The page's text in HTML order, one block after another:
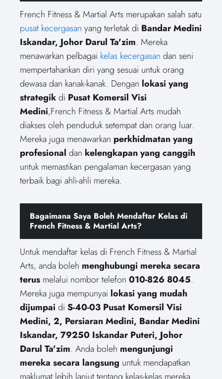
French Fitness & Martial Arts merupakan salah satu
pusat kecergasan yang terletak di Bandar Medini
Iskandar, Johor Darul Ta'zim. Mereka
menawarkan pelbagai kelas kecergasan dan seni
mempertahankan diri yang sesuai untuk orang
dewasa dan kanak-kanak. Dengan lokasi yang
strategikdi Pusat Komersil Visi
Medini,French Fitness & Martial Arts mudah
diakses oleh penduduk setempat dan orang luar.
Mereka juga menawarkan perkhidmatan yang
profesional dan kelengkapan yang canggih
untuk memastikan pengalaman kecergasan yang
terbaik bagi ahli-ahli mereka.
Bagaimana Saya Boleh Mendaftar Kelas di
French Fitness & Martial Arts?
Untuk mendaftar kelas di French Fitness & Martial
Arts, anda boleh menghubungi mereka secara
terus melalui nombor telefon 010-826 8045.
Mereka juga mempunyai lokasi yang mudah
dijumpai di S-40-03 Pusat Komersil Visi
Medini, 2, Persiaran Medini, Bandar Medini
Iskandar, 79250 Iskandar Puteri, Johor
Darul Ta'zim. Anda boleh mengunjungi
mereka secara langsung untuk mendapatkan
maklumat lebih lanjut tentang kelas-kelas mereka